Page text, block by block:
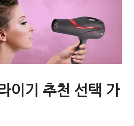
이기 추천 선택 가